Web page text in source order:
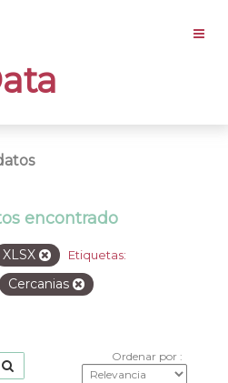
encontrado
XLSX Etiquetas:
Cercanias
Ordenar por